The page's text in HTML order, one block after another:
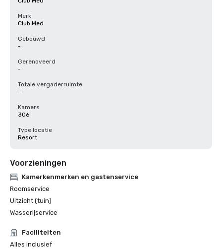
Merk
Club Med
Gebouwd
-
Gerenoveerd
-
Totale vergaderruimte
-
Kamers
306
Type locatie
Resort
Voorzieningen
Kamerkenmerken en gastenservice
Roomservice
Uitzicht (tuin)
Wasserijservice
Faciliteiten
Alles inclusief